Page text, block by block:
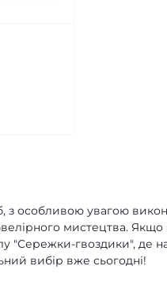
з особливою увагою
мистецтва. Якщо
"Сережки-гвоздики", де
вибір вже сьогодні!